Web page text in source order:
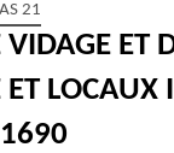
21
VIDAGE ET
ET LOCAUX